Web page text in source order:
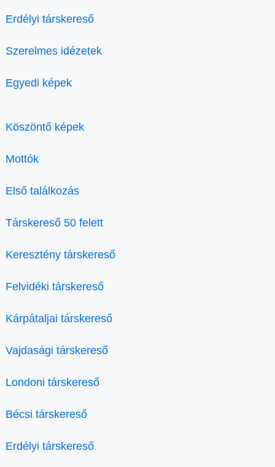
Erdélyi társkereső
Szerelmes idézetek
Egyedi képek
Köszöntő képek
Mottók
Első találkozás
Társkereső 50 felett
Keresztény társkereső
Felvidéki társkereső
Kárpátaljai társkereső
Vajdasági társkereső
Londoni társkereső
Bécsi társkereső
Erdélyi társkereső